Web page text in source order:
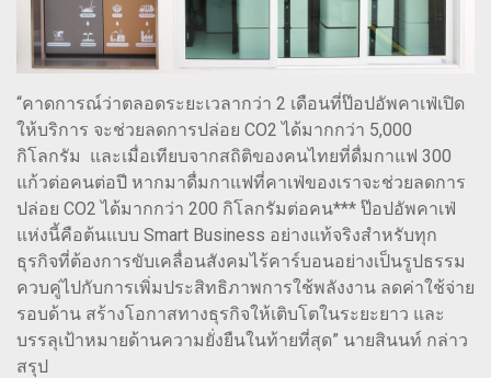
“คาดการณ์ว่าตลอดระยะเวลากว่า 2 เดือนที่ป๊อปอัพคาเฟ่เปิด
ให้บริการ จะช่วยลดการปล่อย CO2 ได้มากกว่า 5,000
กิโลกรัม และเมื่อเทียบจากสถิติของคนไทยที่ดื่มกาแฟ 300
แก้วต่อคนต่อปี หากมาดื่มกาแฟที่คาเฟ่ของเราจะช่วยลดการ
ปล่อย CO2 ได้มากกว่า 200 กิโลกรัมต่อคน*** ป๊อปอัพคาเฟ่
แห่งนี้คือต้นแบบ Smart Business อย่างแท้จริงสำหรับทุก
ธุรกิจที่ต้องการขับเคลื่อนสังคมไร้คาร์บอนอย่างเป็นรูปธรรม
ควบคู่ไปกับการเพิ่มประสิทธิภาพการใช้พลังงาน ลดค่าใช้จ่าย
รอบด้าน สร้างโอกาสทางธุรกิจให้เติบโตในระยะยาว และ
บรรลุเป้าหมายด้านความยั่งยืนในท้ายที่สุด” นายสินนท์ กล่าว
สรุป